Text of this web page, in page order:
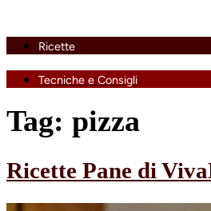
Ricette
Tecniche e Consigli
Tag: pizza
Ricette Pane di